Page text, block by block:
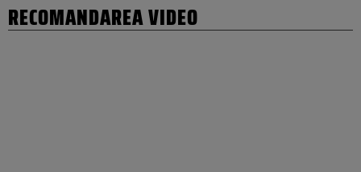
RECOMANDAREA VIDEO